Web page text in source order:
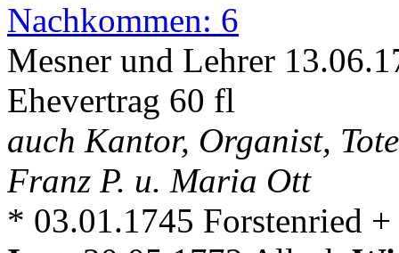
Nachkommen: 6
Mesner und Lehrer
Ehevertrag 60 fl
auch Kantor, Organist,
Franz P. u. Maria Ott
* 03.01.1745 Forstenried